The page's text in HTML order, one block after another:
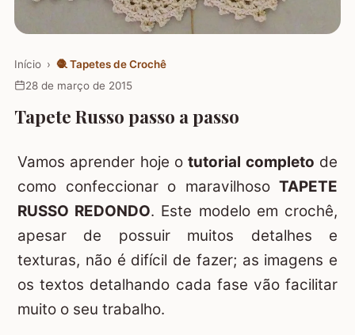
Início › 🧶 Tapetes de Crochê
28 de março de 2015
Tapete Russo passo a passo
Vamos aprender hoje otutorial completo de
como confeccionar o maravilhoso TAPETE
RUSSO REDONDO. Este modelo em crochê,
apesar de possuir muitos detalhes e
texturas, não é difícil de fazer; as imagens e
os textos detalhando cada fase vão facilitar
muito o seu trabalho.